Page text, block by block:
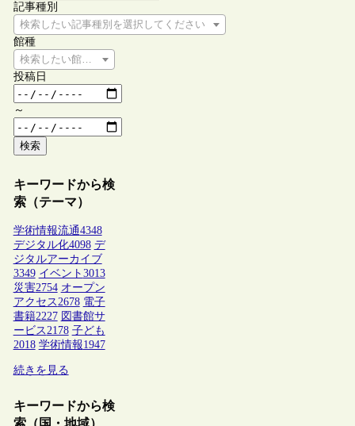
記事種別
検索したい記事種別を選択してください
館種
検索したい館種を選択してください
投稿日
～
検索
キーワードから検
索（テーマ）
学術情報流通4348
デジタル化4098 デ
ジタルアーカイブ
3349 イベント 3013
災害2754 オープン
アクセス2678 電子
書籍2227 図書館サ
ービス2178 子ども
2018 学術情報1947
続きを見る
キーワードから検